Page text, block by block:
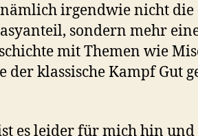
nämlich irgendwie nicht
sondern mehr
mit Themen wie
klassische Kampf Gut
es leider für mich hin